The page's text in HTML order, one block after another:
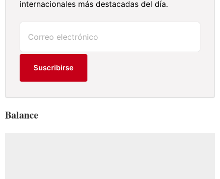
internacionales más destacadas del día.
Suscribirse
Balance